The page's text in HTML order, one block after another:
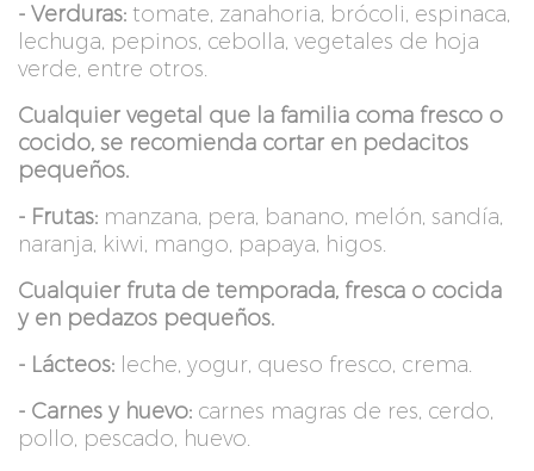
- Verduras: tomate, zanahoria, brócoli, espinaca,
lechuga, pepinos, cebolla, vegetales de hoja
verde, entre otros.
Cualquier vegetal que la familia coma fresco o
cocido, se recomienda cortar en pedacitos
pequeños.
- Frutas: manzana, pera, banano, melón, sandía,
naranja, kiwi, mango, papaya, higos.
Cualquier fruta de temporada, fresca o cocida
y en pedazos pequeños.
- Lácteos: leche, yogur, queso fresco, crema.
- Carnes y huevo: carnes magras de res, cerdo,
pollo, pescado, huevo.